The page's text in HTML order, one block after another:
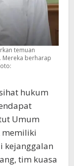
temuan
Mereka berharap
hukum
Umum
memiliki
kejanggalan
tim kuasa